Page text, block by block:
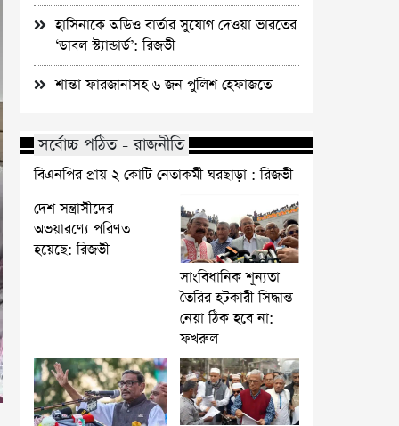
হাসিনাকে অডিও বার্তার সুযোগ দেওয়া ভারতের
‘ডাবল স্ট্যান্ডার্ড’: রিজভী
শান্তা ফারজানাসহ ৬ জন পুলিশ হেফাজতে
সর্বোচ্চ পঠিত - রাজনীতি
বিএনপির প্রায় ২ কোটি নেতাকর্মী ঘরছাড়া : রিজভী
দেশ সন্ত্রাসীদের
অভয়ারণ্যে পরিণত
হয়েছে: রিজভী
সাংবিধানিক শূন্যতা
তৈরির হটকারী সিদ্ধান্ত
নেয়া ঠিক হবে না:
ফখরুল